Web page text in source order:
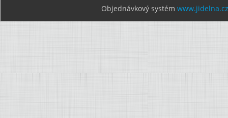
Objednávkový systém www.jidelna.cz